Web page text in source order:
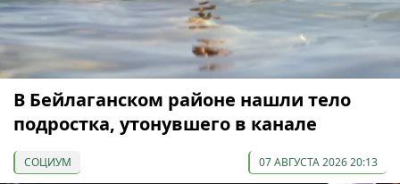
В Бейлаганском районе нашли тело
подростка, утонувшего в канале
СОЦИУМ 07 АВГУСТА 2026 20:13